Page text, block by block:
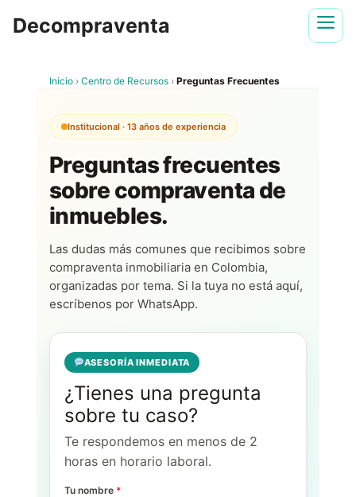
Decompraventa
Inicio › Centro de Recursos › Preguntas Frecuentes
Institucional · 13 años de experiencia
Preguntas frecuentes
sobre compraventa de
inmuebles.
Las dudas más comunes que recibimos sobre
compraventa inmobiliaria en Colombia,
organizadas por tema. Si la tuya no está aquí,
escríbenos por WhatsApp.
ASESORÍA INMEDIATA
¿Tienes una pregunta
sobre tu caso?
Te respondemos en menos de 2
horas en horario laboral.
Tu nombre *